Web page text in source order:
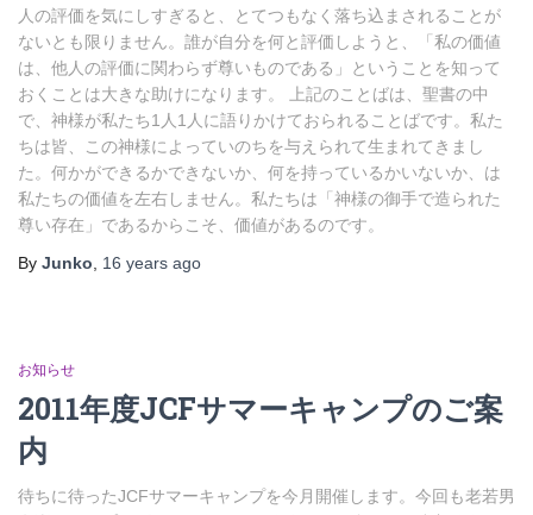
人の評価を気にしすぎると、とてつもなく落ち込まされることが
ないとも限りません。誰が自分を何と評価しようと、「私の価値
は、他人の評価に関わらず尊いものである」ということを知って
おくことは大きな助けになります。 上記のことばは、聖書の中
で、神様が私たち1人1人に語りかけておられることばです。私た
ちは皆、この神様によっていのちを与えられて生まれてきまし
た。何かができるかできないか、何を持っているかいないか、は
私たちの価値を左右しません。私たちは「神様の御手で造られた
尊い存在」であるからこそ、価値があるのです。
By Junko 16 years ago
お知らせ
2011年度JCFサマーキャンプのご案
内
待ちに待ったJCFサマーキャンプを今月開催します。今回も老若男